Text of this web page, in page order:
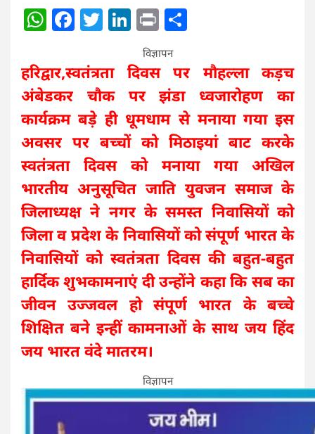
WhatsApp
Facebook
Twitter
LinkedIn
Print
विज्ञापन
हरिद्वार,स्वतंत्रता दिवस पर मौहल्ला कड़च
अंबेडकर चौक पर झंडा ध्वजारोहण का
कार्यक्रम बड़े ही धूमधाम से मनाया गया इस
अवसर पर बच्चों को मिठाइयां बाट करके
स्वतंत्रता दिवस को मनाया गया अखिल
भारतीय अनुसूचित जाति युवजन समाज के
जिलाध्यक्ष ने नगर के समस्त निवासियों को
जिला व प्रदेश के निवासियों को संपूर्ण भारत के
निवासियों को स्वतंत्रता दिवस की बहुत-बहुत
हार्दिक शुभकामनाएं दी उन्होंने कहा कि सब का
जीवन उज्जवल हो संपूर्ण भारत के बच्चे
शिक्षित बने इन्हीं कामनाओं के साथ जय हिंद
जय भारत वंदे मातरम।
विज्ञापन